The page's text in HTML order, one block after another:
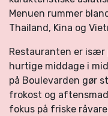
Menuen rummer
Thailand, Kina og
Restauranten er
hurtige middage i
på Boulevarden gør
frokost og
fokus på friske